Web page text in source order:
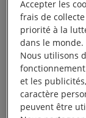
leur statut
mêmes droits
conditions
Accepter les
frais de
priorité à la
dans le monde.
Nous utilisons
et les
caractère
peuvent être